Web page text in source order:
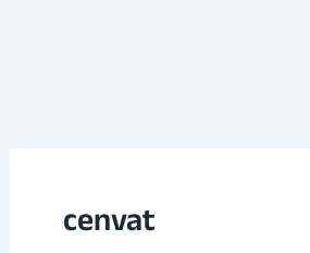
cenvat